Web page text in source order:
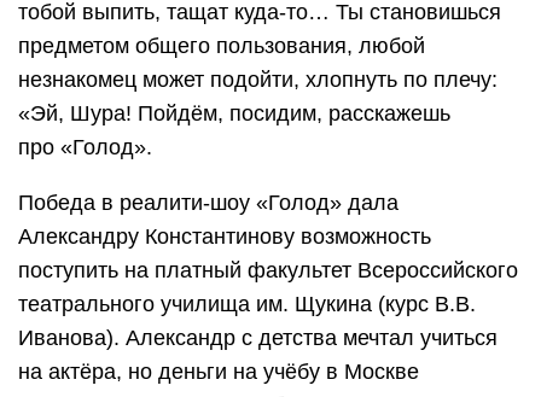
тобой выпить, тащат куда-то… Ты становишься
предметом общего пользования, любой
незнакомец может подойти, хлопнуть по плечу:
«Эй, Шура! Пойдём, посидим, расскажешь
про «Голод».
Победа в реалити-шоу «Голод» дала
Александру Константинову возможность
поступить на платный факультет Всероссийского
театрального училища им. Щукина (курс В.В.
Иванова). Александр с детства мечтал учиться
на актёра, но деньги на учёбу в Москве